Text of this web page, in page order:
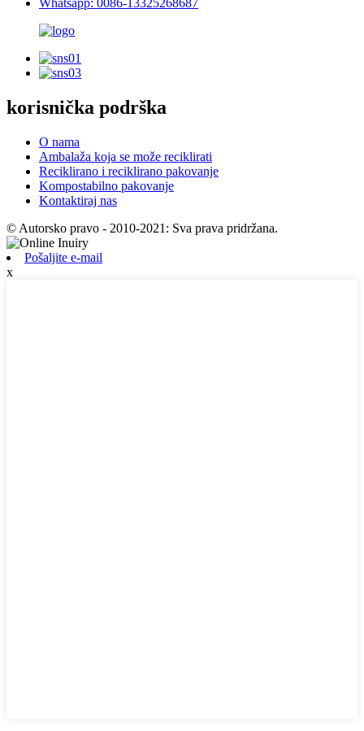
Whatsapp: 0086-13325268687
korisnička podrška
O nama
Ambalaža koja se može reciklirati
Reciklirano i reciklirano pakovanje
Kompostabilno pakovanje
Kontaktiraj nas
© Autorsko pravo - 2010-2021: Sva prava pridržana.
Pošaljite e-mail
x